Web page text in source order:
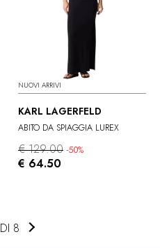
NUOVI ARRIVI
KARL LAGERFELD
ABITO DA SPIAGGIA LUREX
€ 129.00 -50%
€ 64.50
DI 8